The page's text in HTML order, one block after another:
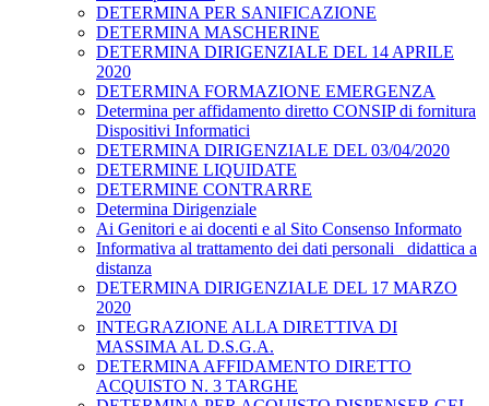
DETERMINA PER SANIFICAZIONE
DETERMINA MASCHERINE
DETERMINA DIRIGENZIALE DEL 14 APRILE
2020
DETERMINA FORMAZIONE EMERGENZA
Determina per affidamento diretto CONSIP di fornitura
Dispositivi Informatici
DETERMINA DIRIGENZIALE DEL 03/04/2020
DETERMINE LIQUIDATE
DETERMINE CONTRARRE
Determina Dirigenziale
Ai Genitori e ai docenti e al Sito Consenso Informato
Informativa al trattamento dei dati personali _didattica a
distanza
DETERMINA DIRIGENZIALE DEL 17 MARZO
2020
INTEGRAZIONE ALLA DIRETTIVA DI
MASSIMA AL D.S.G.A.
DETERMINA AFFIDAMENTO DIRETTO
ACQUISTO N. 3 TARGHE